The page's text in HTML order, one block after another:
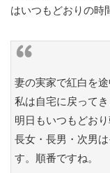
はいつもどおりの時
妻の実家で紅白を
私は自宅に戻ってき
明日もいつもどお
長女・長男・次男
す。順番ですね。